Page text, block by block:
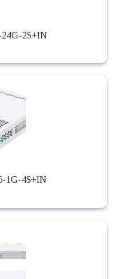
2S+IN
1G-4S+IN